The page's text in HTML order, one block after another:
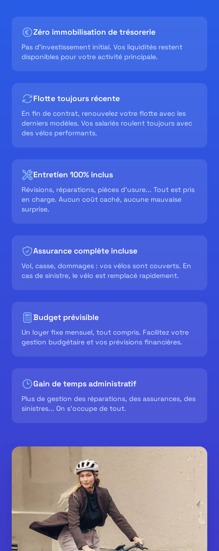
Zéro immobilisation de trésorerie
Pas d'investissement initial. Vos liquidités restent
disponibles pour votre activité principale.
Flotte toujours récente
En fin de contrat, renouvelez votre flotte avec les
derniers modèles. Vos salariés roulent toujours avec
des vélos performants.
Entretien 100% inclus
Révisions, réparations, pièces d'usure... Tout est pris
en charge. Aucun coût caché, aucune mauvaise
surprise.
Assurance complète incluse
Vol, casse, dommages : vos vélos sont couverts. En
cas de sinistre, le vélo est remplacé rapidement.
Budget prévisible
Un loyer fixe mensuel, tout compris. Facilitez votre
gestion budgétaire et vos prévisions financières.
Gain de temps administratif
Plus de gestion des réparations, des assurances, des
sinistres... On s'occupe de tout.